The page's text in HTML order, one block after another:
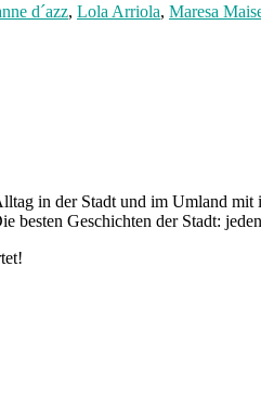
d´azz, Lola Arriola, Maresa
in der Stadt und im Umland
besten Geschichten der Stadt: